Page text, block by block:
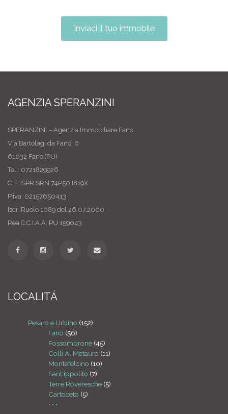
Inviaci il tuo immobile
AGENZIA SPERANZINI
SPERANZINI – Agenzia Immobiliare Fano
Via Bartolagi da Fano, 6
61032 Fano (PU)
Tel.: 0721829926
C.F.: SPR SRN 74P50 I819X
P.iva: 02157650413
Iscr. Ruolo 1089 del 26.07.2000
Rea C.C.I.A.A. PU 159043
LOCALITÁ
Pesaro e Urbino (152)
Fano (56)
Fossombrone (45)
Colli Al Metauro (11)
Montefelcino (10)
Sant'ippolito (7)
Terre Roveresche (5)
Cartoceto (5)
• • •